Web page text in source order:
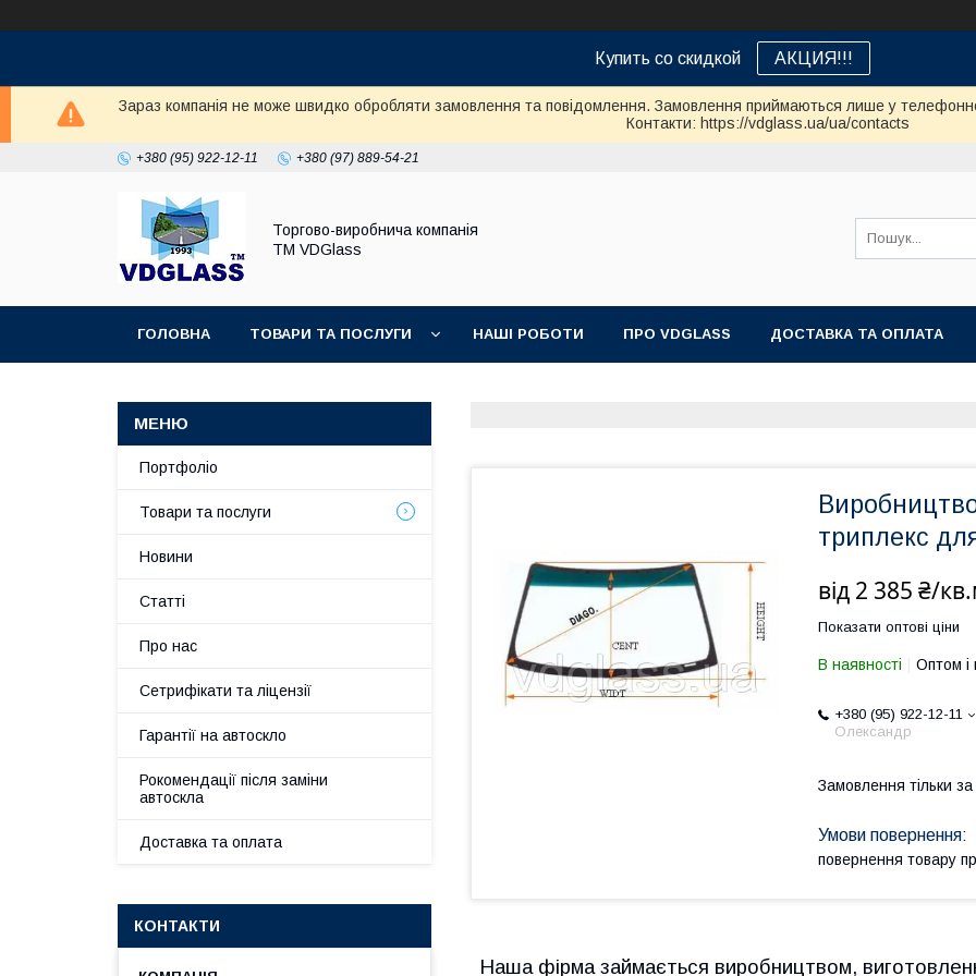
Купить со скидкой АКЦИЯ!!!
Зараз компанія не може швидко обробляти замовлення та повідомлення. Замовлення приймаються лише у
Контакти: https://vdglass.ua/ua/contacts
+380 (95) 922-12-11 +380 (97) 889-54-21
Торгово-виробнича компанія
ТМ VDGlass
ГОЛОВНА ТОВАРИ ТА ПОСЛУГИ НАШІ РОБОТИ ПРО VDGLASS ДОСТАВКА ТА ОПЛАТА
триплекс
від 2 385 ₴/
Показати оптові ціни
В наявності Оптом і
+380 (95) 922-12-11
Олександр
Замовлення тільки
повернення товару
Наша фірма займається виробництвом,
Портфоліо
Товари та послуги
Новини
Статті
Про нас
Сетрифікати та ліцензії
Гарантії на автоскло
Рокомендації після заміни
автоскла
Доставка та оплата
КОНТАКТИ